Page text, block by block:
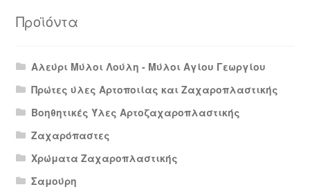
Προϊόντα
Αλεύρι Μύλοι Λούλη - Μύλοι Αγίου Γεωργίου
Πρώτες ύλες Αρτοποιίας και Ζαχαροπλαστικής
Βοηθητικές Ύλες Αρτοζαχαροπλαστικής
Ζαχαρόπαστες
Χρώματα Ζαχαροπλαστικής
Σαμούρη